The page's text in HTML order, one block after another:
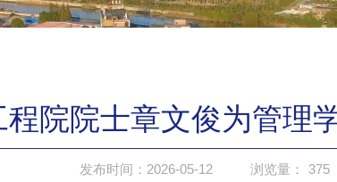
程院院士章文俊为管理
发布时间：2026-05-12 浏览量： 375